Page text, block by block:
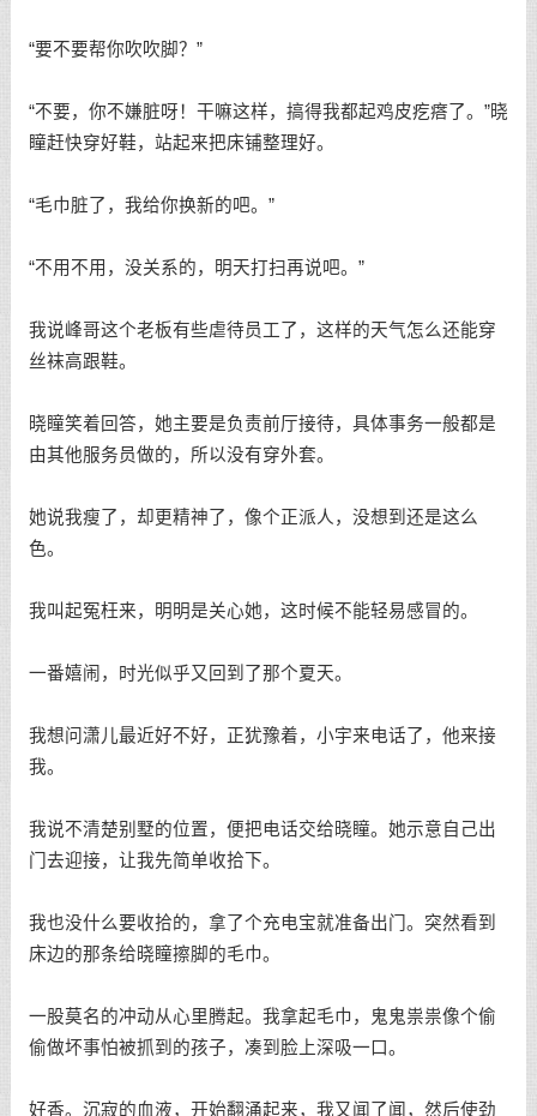
“要不要帮你吹吹脚？”
“不要，你不嫌脏呀！干嘛这样，搞得我都起鸡皮疙瘩了。”晓
瞳赶快穿好鞋，站起来把床铺整理好。
“毛巾脏了，我给你换新的吧。”
“不用不用，没关系的，明天打扫再说吧。”
我说峰哥这个老板有些虐待员工了，这样的天气怎么还能穿
丝袜高跟鞋。
晓瞳笑着回答，她主要是负责前厅接待，具体事务一般都是
由其他服务员做的，所以没有穿外套。
她说我瘦了，却更精神了，像个正派人，没想到还是这么
色。
我叫起冤枉来，明明是关心她，这时候不能轻易感冒的。
一番嬉闹，时光似乎又回到了那个夏天。
我想问潇儿最近好不好，正犹豫着，小宇来电话了，他来接
我。
我说不清楚别墅的位置，便把电话交给晓瞳。她示意自己出
门去迎接，让我先简单收拾下。
我也没什么要收拾的，拿了个充电宝就准备出门。突然看到
床边的那条给晓瞳擦脚的毛巾。
一股莫名的冲动从心里腾起。我拿起毛巾，鬼鬼祟祟像个偷
偷做坏事怕被抓到的孩子，凑到脸上深吸一口。
好香。沉寂的血液，开始翻涌起来，我又闻了闻，然后使劲